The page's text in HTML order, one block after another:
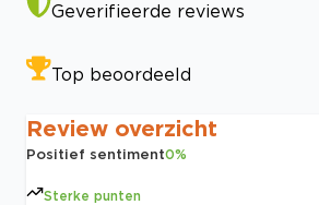
Geverifieerde reviews
Top beoordeeld
Review overzicht
Positief sentiment0%
Sterke punten